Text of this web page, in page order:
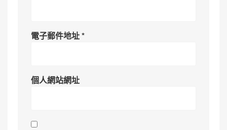
電子郵件地址*
個人網站網址